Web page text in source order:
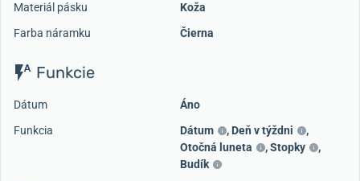
Materiál pásku
Koža
Farba náramku
Čierna
Funkcie
Dátum
Áno
Funkcia
Dátum , Deň v týždni
,
Otočná luneta
,Stopky
,
Budík